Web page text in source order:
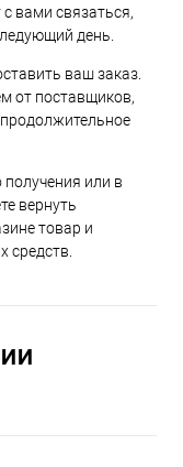
вами связаться,
день.
ваш заказ.
от поставщиков,
получения или в
вернуть
товар и
средств.